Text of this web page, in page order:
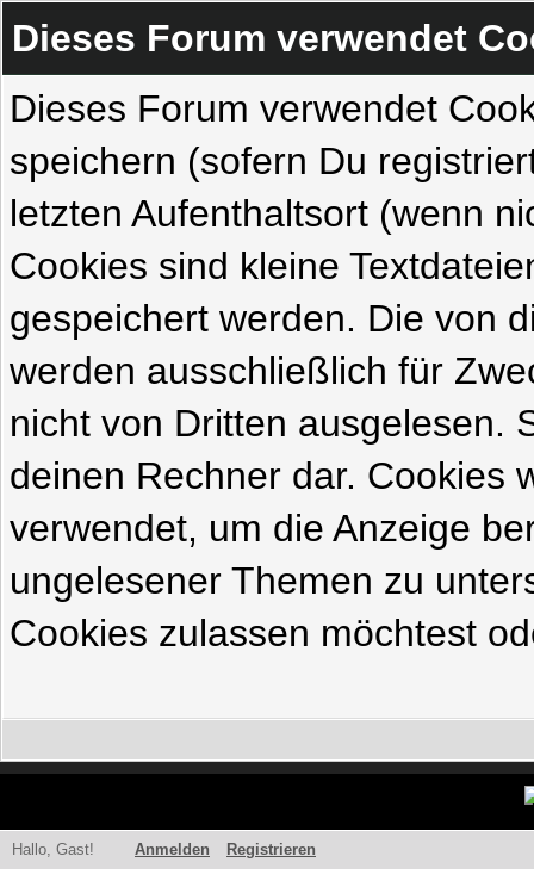
Dieses Forum verwendet
Dieses Forum verwendet
speichern (sofern Du
letzten Aufenthaltsort (wenn
Cookies sind kleine
gespeichert werden. Die von
werden ausschließlich für
nicht von Dritten ausgelesen.
deinen Rechner dar. Cookies
verwendet, um die Anzeige
ungelesener Themen zu
Cookies zulassen möchtest
Hallo, Gast! Anmelden Registrieren